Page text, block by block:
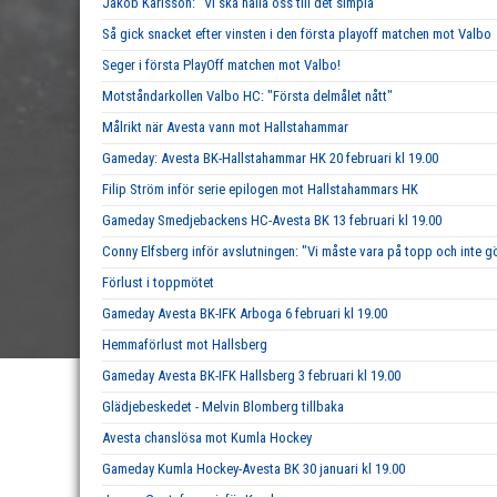
Så gick snacket efter vinsten i den första playoff matchen mot Valbo
Seger i första PlayOff matchen mot Valbo!
Motståndarkollen Valbo HC: "Första delmålet nått"
Målrikt när Avesta vann mot Hallstahammar
Gameday: Avesta BK-Hallstahammar HK 20 februari kl 19.00
Filip Ström inför serie epilogen mot Hallstahammars HK
Gameday Smedjebackens HC-Avesta BK 13 februari kl 19.00
Conny Elfsberg inför avslutningen: "Vi måste vara på topp och inte
Förlust i toppmötet
Gameday Avesta BK-IFK Arboga 6 februari kl 19.00
Hemmaförlust mot Hallsberg
Gameday Avesta BK-IFK Hallsberg 3 februari kl 19.00
Glädjebeskedet - Melvin Blomberg tillbaka
Avesta chanslösa mot Kumla Hockey
Gameday Kumla Hockey-Avesta BK 30 januari kl 19.00